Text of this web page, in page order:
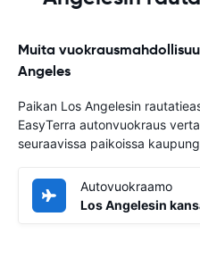
Muita
Angeles
Paikan Los Angelesin
EasyTerra autonvuokraus
seuraavissa paikoissa
Autovuokraamo
Los Angelesin